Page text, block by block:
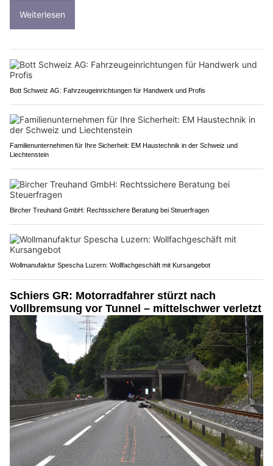
Weiterlesen
Bott Schweiz AG: Fahrzeugeinrichtungen für Handwerk und Profis
Familienunternehmen für Ihre Sicherheit: EM Haustechnik in der Schweiz und
Liechtenstein
Bircher Treuhand GmbH: Rechtssichere Beratung bei Steuerfragen
Wollmanufaktur Spescha Luzern: Wollfachgeschäft mit Kursangebot
Schiers GR: Motorradfahrer stürzt nach
Vollbremsung vor Tunnel – mittelschwer verletzt